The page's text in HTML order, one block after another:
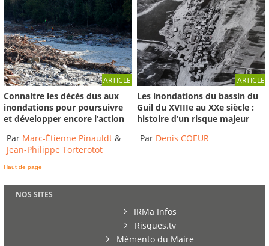
ARTICLE
Connaitre les décès dus aux
inondations pour poursuivre
et développer encore l’action
Par Marc-Étienne Pinauldt &
Jean-Philippe Torterotot
ARTICLE
Les inondations du bassin du
Guil du XVIIIe au XXe siècle :
histoire d’un risque majeur
Par Denis COEUR
Haut de page
NOS SITES
IRMa Infos
Risques.tv
Mémento du Maire